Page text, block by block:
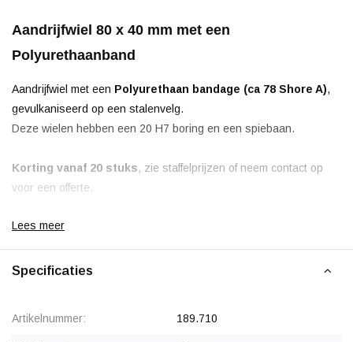
Aandrijfwiel 80 x 40 mm met een
Polyurethaanband
Aandrijfwiel met een Polyurethaan bandage (ca 78 Shore A),
gevulkaniseerd op een stalenvelg.
Deze wielen hebben een 20 H7 boring en een spiebaan.
Korting vanaf 20 stuks, zie staffelprijzen of neem contact op
voor een offerte.
Lees meer
Specificaties
Artikelnummer: 189.710